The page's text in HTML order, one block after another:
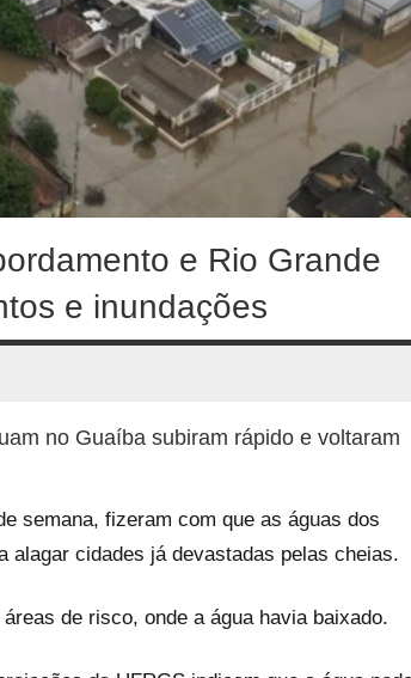
e Rio Grande
e inundações
no Guaíba subiram rápido e voltaram
semana, fizeram com que as águas dos
alagar cidades já devastadas pelas cheias.
de risco, onde a água havia baixado.